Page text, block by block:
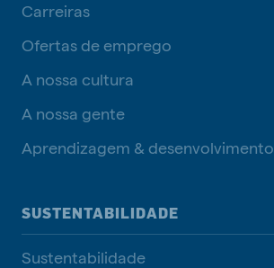
Carreiras
Ofertas de emprego
A nossa cultura
A nossa gente
Aprendizagem & desenvolvimento
SUSTENTABILIDADE
Sustentabilidade